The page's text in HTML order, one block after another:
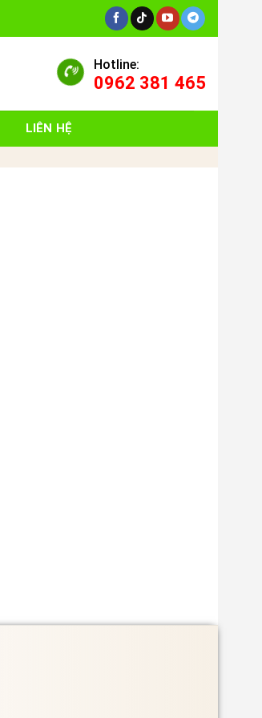
Hotline:
0962 381 465
LIÊN HỆ